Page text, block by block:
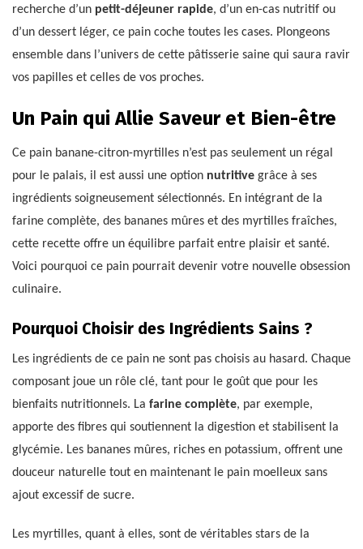
recherche d’un petit-déjeuner rapide, d’un en-cas nutritif ou
d’un dessert léger, ce pain coche toutes les cases. Plongeons
ensemble dans l’univers de cette pâtisserie saine qui saura ravir
vos papilles et celles de vos proches.
Un Pain qui Allie Saveur et Bien-être
Ce pain banane-citron-myrtilles n’est pas seulement un régal
pour le palais, il est aussi une option nutritive grâce à ses
ingrédients soigneusement sélectionnés. En intégrant de la
farine complète, des bananes mûres et des myrtilles fraîches,
cette recette offre un équilibre parfait entre plaisir et santé.
Voici pourquoi ce pain pourrait devenir votre nouvelle obsession
culinaire.
Pourquoi Choisir des Ingrédients Sains ?
Les ingrédients de ce pain ne sont pas choisis au hasard. Chaque
composant joue un rôle clé, tant pour le goût que pour les
bienfaits nutritionnels. La farine complète, par exemple,
apporte des fibres qui soutiennent la digestion et stabilisent la
glycémie. Les bananes mûres, riches en potassium, offrent une
douceur naturelle tout en maintenant le pain moelleux sans
ajout excessif de sucre.
Les myrtilles, quant à elles, sont de véritables stars de la